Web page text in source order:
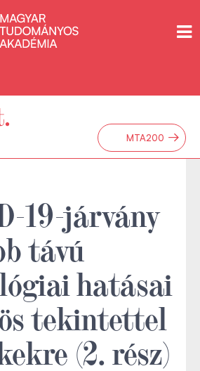
MTA200 →
19-járvány
távú
hatásai
tekintettel
(2. rész)